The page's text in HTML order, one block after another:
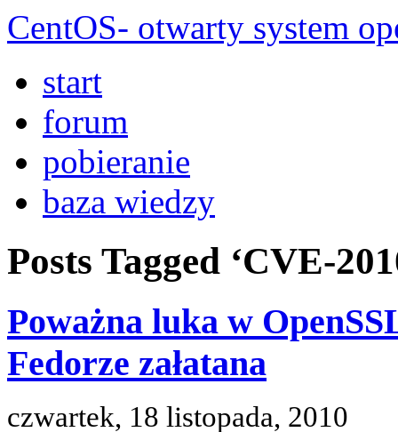
CentOS- otwarty system
start
forum
pobieranie
baza wiedzy
Posts Tagged ‘CVE-
Poważna luka w
Fedorze załatana
czwartek, 18 listopada, 2010